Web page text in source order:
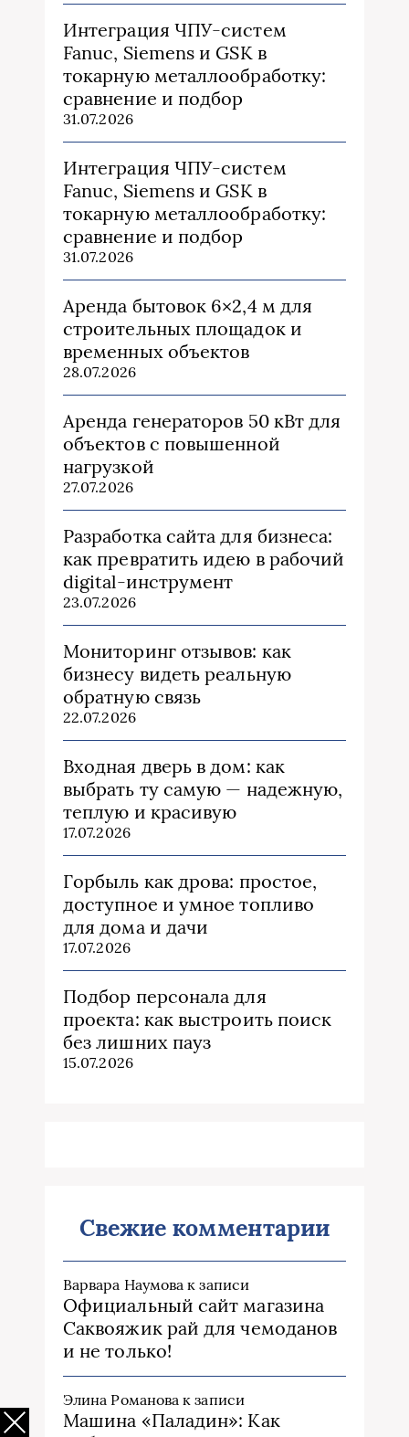
Интеграция ЧПУ-систем
Fanuc, Siemens и GSK в
токарную металлообработку:
сравнение и подбор
31.07.2026
Интеграция ЧПУ-систем
Fanuc, Siemens и GSK в
токарную металлообработку:
сравнение и подбор
31.07.2026
Аренда бытовок 6×2,4 м для
строительных площадок и
временных объектов
28.07.2026
Аренда генераторов 50 кВт для
объектов с повышенной
нагрузкой
27.07.2026
Разработка сайта для бизнеса:
как превратить идею в рабочий
digital-инструмент
23.07.2026
Мониторинг отзывов: как
бизнесу видеть реальную
обратную связь
22.07.2026
Входная дверь в дом: как
выбрать ту самую — надежную,
теплую и красивую
17.07.2026
Горбыль как дрова: простое,
доступное и умное топливо
для дома и дачи
17.07.2026
Подбор персонала для
проекта: как выстроить поиск
без лишних пауз
15.07.2026
Свежие комментарии
Варвара Наумова к записи
Официальный сайт магазина
Саквояжик рай для чемоданов
и не только!
Элина Романова к записи
Машина «Паладин»: Как